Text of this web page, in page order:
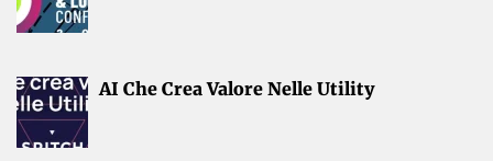
AI Che Crea Valore Nelle Utility